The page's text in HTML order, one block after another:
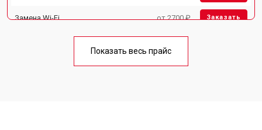
Замена Wi-Fi от 2700 ₽ Заказать
от 3500 ₽
Показать весь прайс